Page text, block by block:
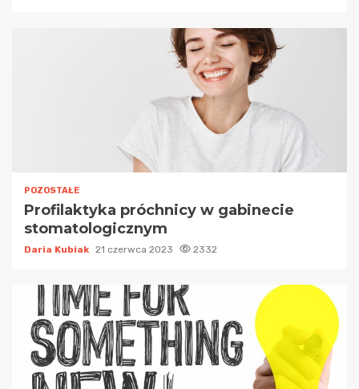
POZOSTAŁE
Profilaktyka próchnicy w gabinecie
stomatologicznym
Daria Kubiak 21 czerwca 2023 2332